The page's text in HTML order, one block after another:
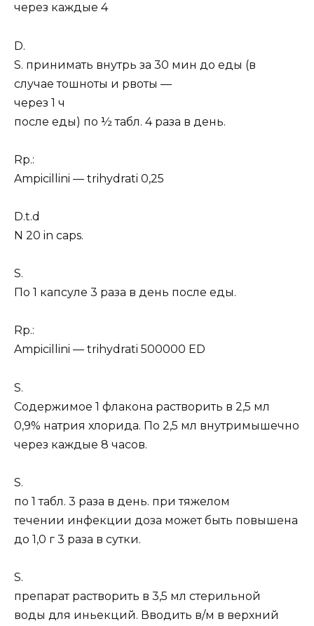
через каждые 4
D.
S. принимать внутрь за 30 мин до еды (в
случае тошноты и рвоты —
через 1 ч
после еды) по ½ табл. 4 раза в день.
Rp.:
Ampicillini — trihydrati 0,25
D.t.d
N 20 in caps.
S.
По 1 капсуле 3 раза в день после еды.
Rp.:
Ampicillini — trihydrati 500000 ED
S.
Содержимое 1 флакона растворить в 2,5 мл
0,9% натрия хлорида. По 2,5 мл внутримышечно
через каждые 8 часов.
S.
по 1 табл. 3 раза в день. при тяжелом
течении инфекции доза может быть повышена
до 1,0 г 3 раза в сутки.
S.
препарат растворить в 3,5 мл стерильной
воды для иньекций. Вводить в/м в верхний